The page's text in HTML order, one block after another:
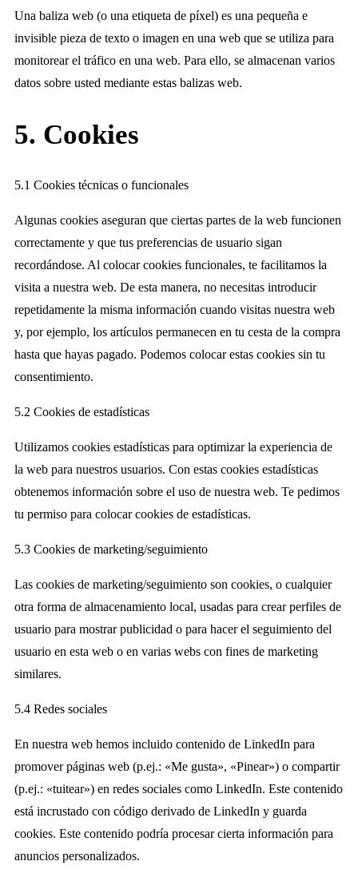
Una baliza web (o una etiqueta de píxel) es una pequeña e
invisible pieza de texto o imagen en una web que se utiliza para
monitorear el tráfico en una web. Para ello, se almacenan varios
datos sobre usted mediante estas balizas web.
5. Cookies
5.1 Cookies técnicas o funcionales
Algunas cookies aseguran que ciertas partes de la web funcionen
correctamente y que tus preferencias de usuario sigan
recordándose. Al colocar cookies funcionales, te facilitamos la
visita a nuestra web. De esta manera, no necesitas introducir
repetidamente la misma información cuando visitas nuestra web
y, por ejemplo, los artículos permanecen en tu cesta de la compra
hasta que hayas pagado. Podemos colocar estas cookies sin tu
consentimiento.
5.2 Cookies de estadísticas
Utilizamos cookies estadísticas para optimizar la experiencia de
la web para nuestros usuarios. Con estas cookies estadísticas
obtenemos información sobre el uso de nuestra web. Te pedimos
tu permiso para colocar cookies de estadísticas.
5.3 Cookies de marketing/seguimiento
Las cookies de marketing/seguimiento son cookies, o cualquier
otra forma de almacenamiento local, usadas para crear perfiles de
usuario para mostrar publicidad o para hacer el seguimiento del
usuario en esta web o en varias webs con fines de marketing
similares.
5.4 Redes sociales
En nuestra web hemos incluido contenido de LinkedIn para
promover páginas web (p.ej.: «Me gusta», «Pinear») o compartir
(p.ej.: «tuitear») en redes sociales como LinkedIn. Este contenido
está incrustado con código derivado de LinkedIn y guarda
cookies. Este contenido podría procesar cierta información para
anuncios personalizados.